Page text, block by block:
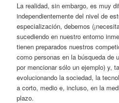
La realidad, sin embargo, es muy
independientemente del nivel de
especialización, debemos
sucediendo en nuestro entorno
tienen preparados nuestros
como personas en la búsqueda de
por mencionar sólo un ejemplo) y,
evolucionando la sociedad, la
a corto, medio e, incluso, en la
plazo.